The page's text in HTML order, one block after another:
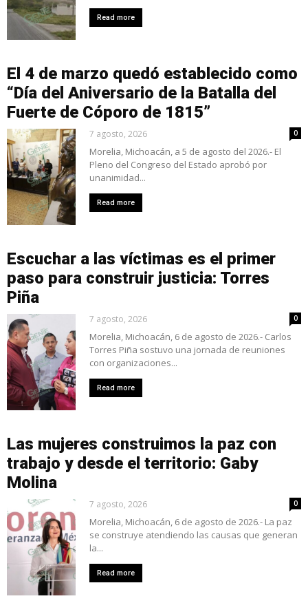
Read more
El 4 de marzo quedó establecido como
“Día del Aniversario de la Batalla del
Fuerte de Cóporo de 1815”
7 agosto, 2026 0
Morelia, Michoacán, a 5 de agosto del 2026.- El
Pleno del Congreso del Estado aprobó por
unanimidad...
Read more
Escuchar a las víctimas es el primer
paso para construir justicia: Torres
Piña
7 agosto, 2026 0
Morelia, Michoacán, 6 de agosto de 2026.- Carlos
Torres Piña sostuvo una jornada de reuniones
con organizaciones...
Read more
Las mujeres construimos la paz con
trabajo y desde el territorio: Gaby
Molina
7 agosto, 2026 0
Morelia, Michoacán, 6 de agosto de 2026.- La paz
se construye atendiendo las causas que generan
la...
Read more